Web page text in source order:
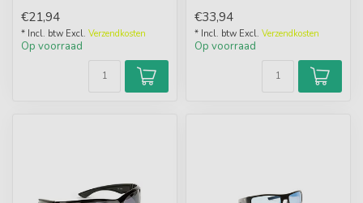
€21,94
* Incl. btw Excl. Verzendkosten
Op voorraad
gepolariseerde...
€33,94
* Incl. btw Excl. Verzendkosten
Op voorraad